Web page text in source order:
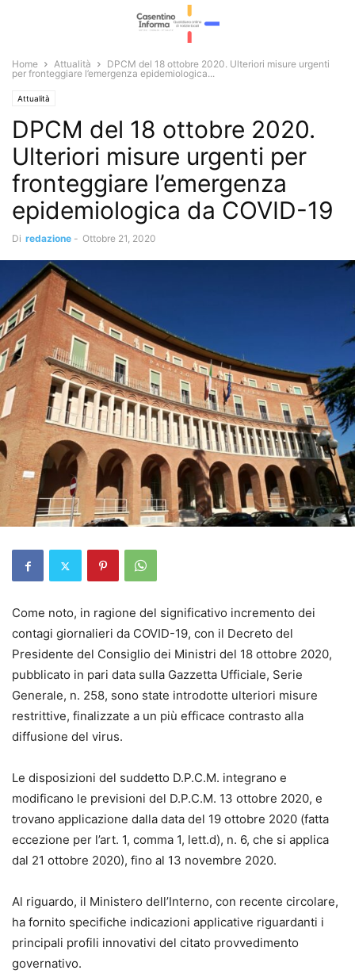
Home Attualità
DPCM del 18 ottobre 2020. Ulteriori misure urgenti
per fronteggiare l’emergenza epidemiologica...
Attualità
DPCM del 18 ottobre 2020.
Ulteriori misure urgenti per
fronteggiare l’emergenza
epidemiologica da COVID-19
Di redazione - Ottobre 21, 2020
Come noto, in ragione del significativo incremento dei
contagi giornalieri da COVID-19, con il Decreto del
Presidente del Consiglio dei Ministri del 18 ottobre 2020,
pubblicato in pari data sulla Gazzetta Ufficiale, Serie
Generale, n. 258, sono state introdotte ulteriori misure
restrittive, finalizzate a un più efficace contrasto alla
diffusione del virus.
Le disposizioni del suddetto D.P.C.M. integrano e
modificano le previsioni del D.P.C.M. 13 ottobre 2020, e
trovano applicazione dalla data del 19 ottobre 2020 (fatta
eccezione per l’art. 1, comma 1, lett.d), n. 6, che si applica
dal 21 ottobre 2020), fino al 13 novembre 2020.
Al riguardo, il Ministero dell’Interno, con recente circolare,
ha fornito specifiche indicazioni applicative riguardanti i
principali profili innovativi del citato provvedimento
governativo.